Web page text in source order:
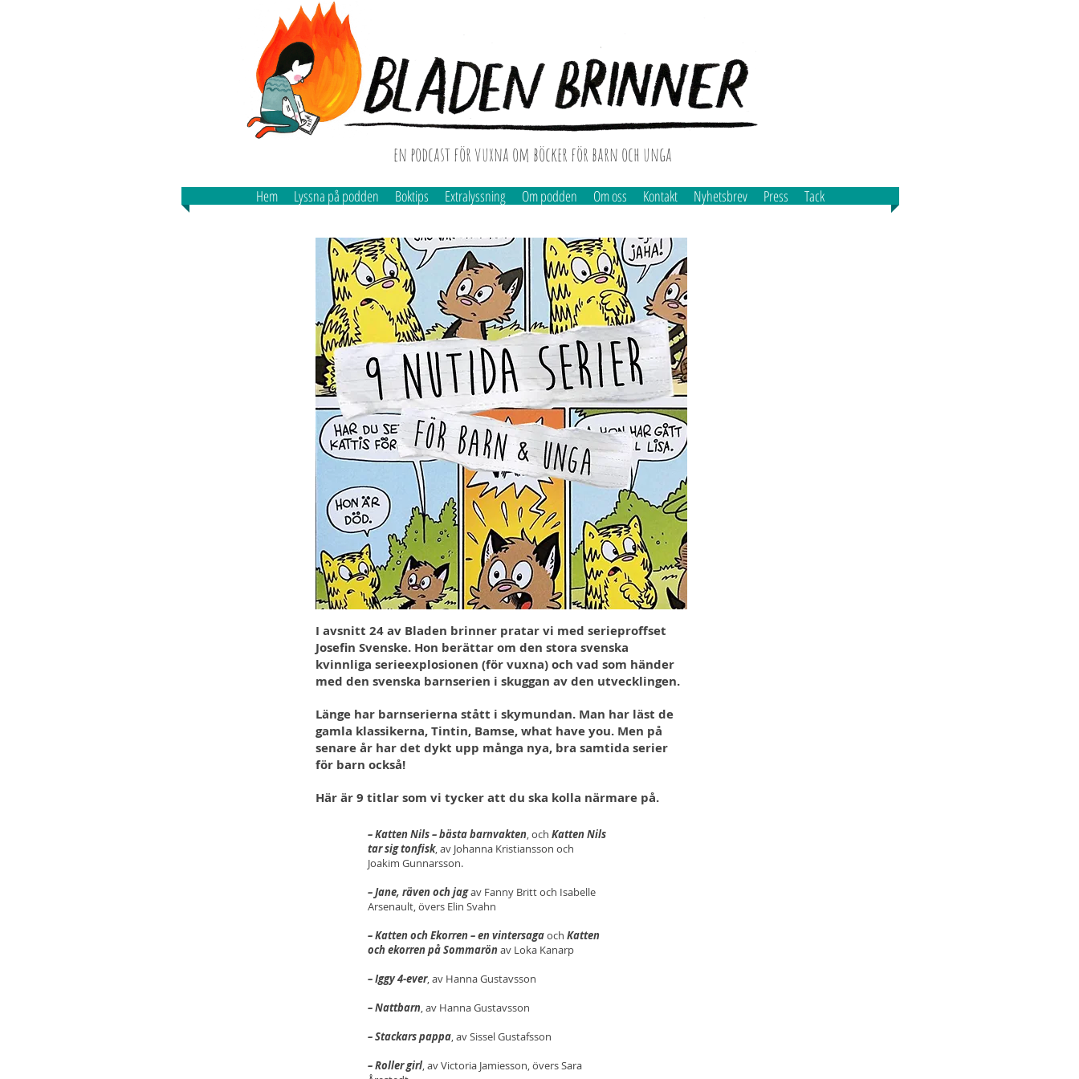
en podcast för vuxna om böcker för barn och unga
I avsnitt 24 av Bladen brinner pratar vi med serieproffset
Josefin Svenske. Hon berättar om den stora svenska
kvinnliga serieexplosionen (för vuxna) och vad som händer
med den svenska barnserien i skuggan av den utvecklingen.
Länge har barnserierna stått i skymundan. Man har läst de
gamla klassikerna, Tintin, Bamse, what have you. Men på
senare år har det dykt upp många nya, bra samtida serier
för barn också!
Här är 9 titlar som vi tycker att du ska kolla närmare på.
– Katten Nils – bästa barnvakten, och Katten Nils
tar sig tonfisk, av Johanna Kristiansson och
Joakim Gunnarsson.
– Jane, räven och jagav Fanny Britt och Isabelle
Arsenault, övers Elin Svahn
– Katten och Ekorren – en vintersagaoch Katten
och ekorren på Sommarönav Loka Kanarp
– Iggy 4-ever, av Hanna Gustavsson
– Nattbarn, av Hanna Gustavsson
– Stackars pappa, av Sissel Gustafsson
– Roller girl, av Victoria Jamiesson, övers Sara
Hem Lyssna på podden Boktips Extralyssning Om podden Om oss Kontakt Nyhetsbrev Press Tack